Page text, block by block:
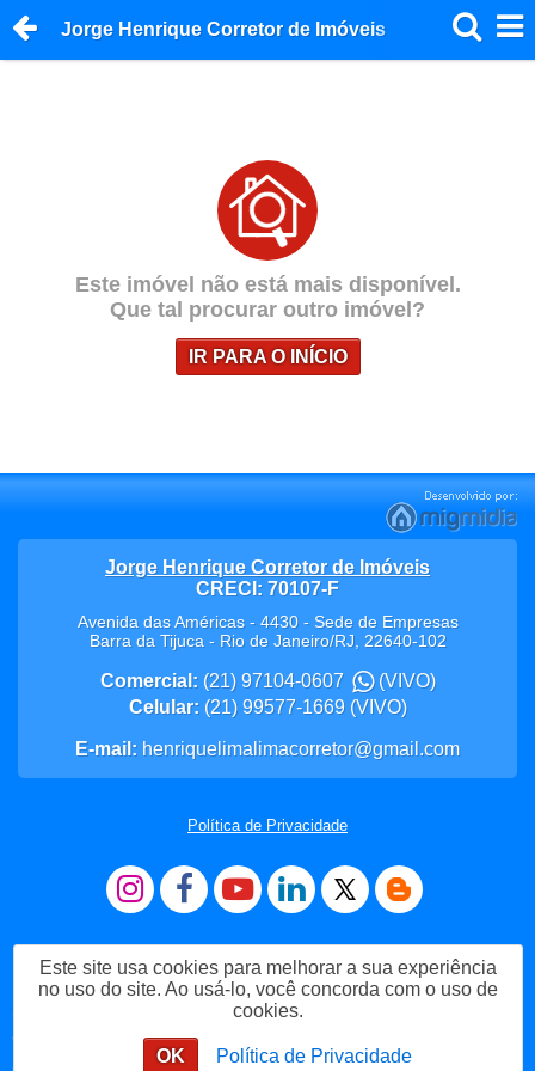
Jorge Henrique Corretor de Imóveis
Este imóvel não está mais disponível.
Que tal procurar outro imóvel?
IR PARA O INÍCIO
Me Chame no WhatsApp
Jorge Henrique Corretor de Imóveis
CRECI: 70107-F
Avenida das Américas - 4430 - Sede de Empresas
Barra da Tijuca- Rio de Janeiro/RJ, 22640-102
Comercial: (21) 97104-0607
(VIVO)
Celular: (21) 99577-1669(VIVO)
E-mail: henriquelimalimacorretor@gmail.com
Política de Privacidade
Este site usa cookies para melhorar a sua experiência
no uso do site. Ao usá-lo, você concorda com o uso de
cookies.
OK Política de Privacidade